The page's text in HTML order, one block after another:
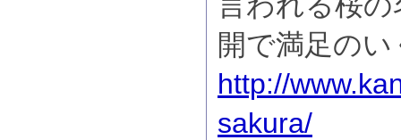
開で満足の
http://
sakura/